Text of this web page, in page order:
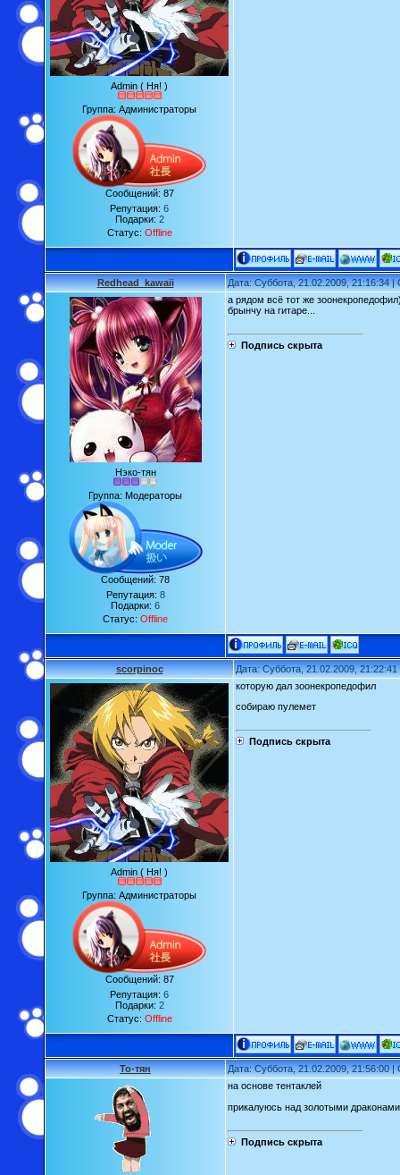
Admin ( Ня! )
Группа: Администраторы
Сообщений: 87
Репутация: 6
Подарки: 2
Статус: Offline
Redhead_kawaii Дата: Суббота, 21.02.2009, 21:16:34
Нэко-тян
Группа: Модераторы
Сообщений: 78
Репутация: 8
Подарки: 6
Статус: Offline
а рядом всё тот же
брынчу на гитаре...
Подпись скрыта
scorpinoc Дата: Суббота, 21.02.2009,
Admin ( Ня! )
Группа: Администраторы
Сообщений: 87
Репутация: 6
Подарки: 2
Статус: Offline
которую дал зоонекропедофил
собираю пулемет
Подпись скрыта
То-тян Дата: Суббота, 21.02.2009, 21:56:00
на основе тентаклей
прикалуюсь над золотыми драконами
Подпись скрыта